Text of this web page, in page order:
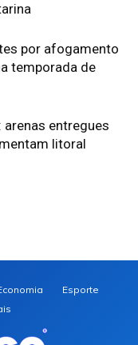
por afogamento
temporada de
arenas entregues
litoral
Esporte